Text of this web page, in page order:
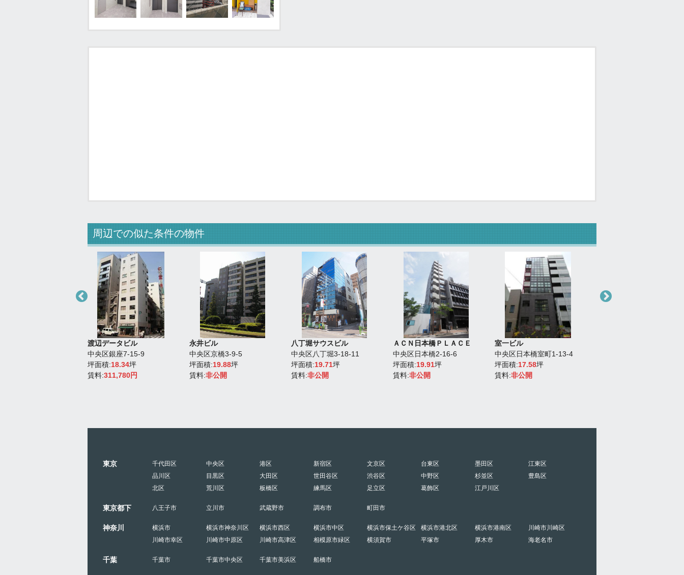
周辺での似た条件の物件
渡辺データビル
中央区銀座7-15-9
坪面積:18.34坪
賃料:311,780円
永井ビル
中央区京橋3-9-5
坪面積:19.88坪
賃料:非公開
八丁堀サウスビル
中央区八丁堀3-18-11
坪面積:19.71坪
賃料:非公開
ＡＣＮ日本橋ＰＬＡＣＥ
中央区日本橋2-16-6
坪面積:19.91坪
賃料:非公開
室一ビル
中央区日本橋室町1-13-4
坪面積:17.58坪
賃料:非公開
東京 千代田区 中央区 港区 新宿区 文京区 台東区 墨田区
江東区
品川区
目黒区 大田区 世田谷区 渋谷区 中野区 杉並区
豊島区
北区
荒川区 板橋区 練馬区 足立区 葛飾区 江戸川区
東京都下 八王子市 立川市 武蔵野市 調布市 町田市
神奈川 横浜市 横浜市神奈川区 横浜市西区 横浜市中区 横浜市保土ケ谷区 横浜市港北区 横浜市港南区
川崎市川崎区
川崎市幸区
川崎市中原区 川崎市高津区 相模原市緑区 横須賀市 平塚市 厚木市 海老名市
千葉 千葉市 千葉市中央区 千葉市美浜区 船橋市